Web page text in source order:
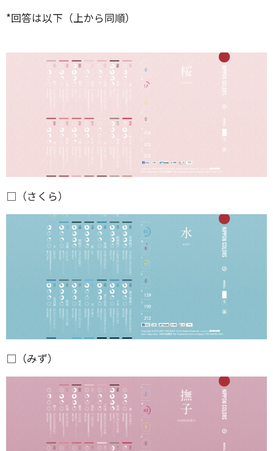
*回答は以下（上から同順）
□（さくら）
□（みず）